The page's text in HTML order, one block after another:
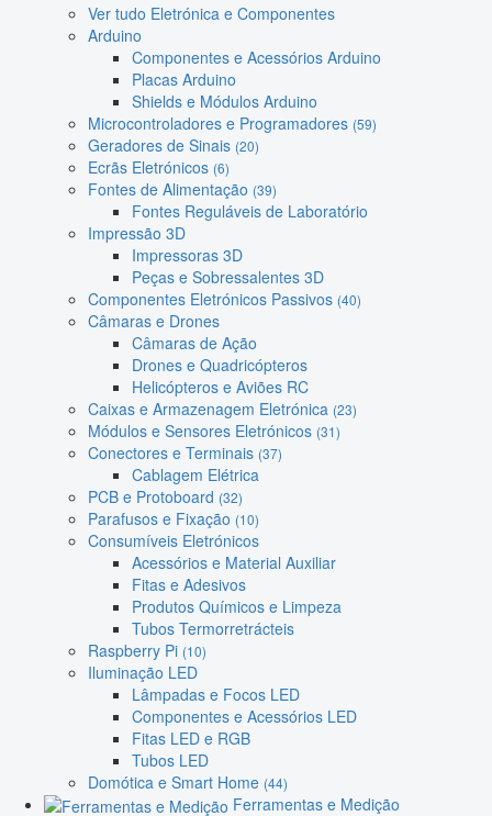
Ver tudo Eletrónica e Componentes
Arduino
Componentes e Acessórios Arduino
Placas Arduino
Shields e Módulos Arduino
Microcontroladores e Programadores (59)
Geradores de Sinais (20)
Ecrãs Eletrónicos (6)
Fontes de Alimentação (39)
Fontes Reguláveis de Laboratório
Impressão 3D
Impressoras 3D
Peças e Sobressalentes 3D
Componentes Eletrónicos Passivos (40)
Câmaras e Drones
Câmaras de Ação
Drones e Quadricópteros
Helicópteros e Aviões RC
Caixas e Armazenagem Eletrónica (23)
Módulos e Sensores Eletrónicos (31)
Conectores e Terminais (37)
Cablagem Elétrica
PCB e Protoboard (32)
Parafusos e Fixação (10)
Consumíveis Eletrónicos
Acessórios e Material Auxiliar
Fitas e Adesivos
Produtos Químicos e Limpeza
Tubos Termorretrácteis
Raspberry Pi (10)
Iluminação LED
Lâmpadas e Focos LED
Componentes e Acessórios LED
Fitas LED e RGB
Tubos LED
Domótica e Smart Home (44)
Ferramentas e Medição